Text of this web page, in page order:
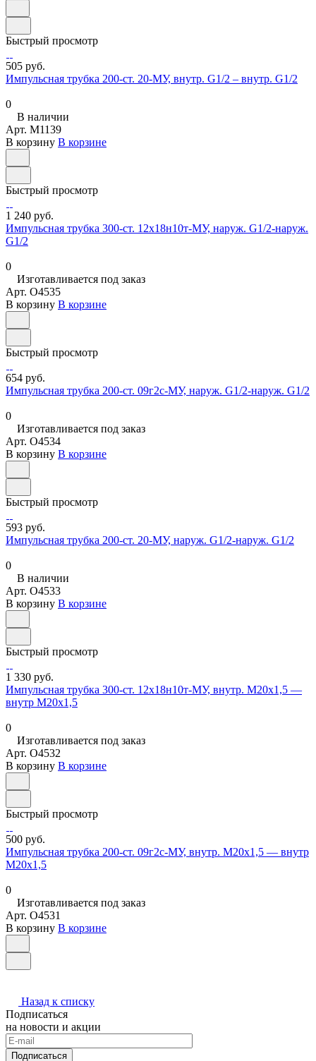
Быстрый просмотр
505 руб.
Импульсная трубка 200-ст. 20-МУ, внутр. G1/2 – внутр. G1/2
0
В наличии
Арт. M1139
В корзину В корзине
Быстрый просмотр
1 240 руб.
Импульсная трубка 300-ст. 12х18н10т-МУ, наруж. G1/2-наруж.
G1/2
0
Изготавливается под заказ
Арт. O4535
В корзину В корзине
Быстрый просмотр
654 руб.
Импульсная трубка 200-ст. 09г2с-МУ, наруж. G1/2-наруж. G1/2
0
Изготавливается под заказ
Арт. O4534
В корзину В корзине
Быстрый просмотр
593 руб.
Импульсная трубка 200-ст. 20-МУ, наруж. G1/2-наруж. G1/2
0
В наличии
Арт. O4533
В корзину В корзине
Быстрый просмотр
1 330 руб.
Импульсная трубка 300-ст. 12х18н10т-МУ, внутр. М20х1,5 —
внутр М20х1,5
0
Изготавливается под заказ
Арт. O4532
В корзину В корзине
Быстрый просмотр
500 руб.
Импульсная трубка 200-ст. 09г2с-МУ, внутр. М20х1,5 — внутр
М20х1,5
0
Изготавливается под заказ
Арт. O4531
В корзину В корзине
Назад к списку
Подписаться
на новости и акции
Подписаться